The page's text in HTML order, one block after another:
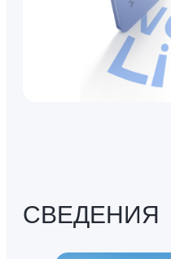
СВЕДЕНИЯ